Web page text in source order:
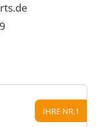
IHRE NR.1